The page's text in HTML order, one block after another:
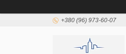
+380 (96) 973-60-07